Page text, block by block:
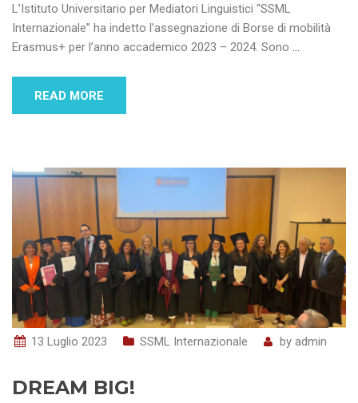
L’Istituto Universitario per Mediatori Linguistici “SSML
Internazionale” ha indetto l’assegnazione di Borse di mobilità
Erasmus+ per l’anno accademico 2023 – 2024. Sono …
READ MORE
13 Luglio 2023 SSML Internazionale by admin
DREAM BIG!